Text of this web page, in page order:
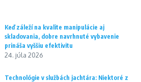
Keď záleží na kvalite manipulácie aj
skladovania, dobre navrhnuté vybavenie
prináša vyššiu efektivitu
24. júla 2026
Technológie v službách jachtára: Niektoré z